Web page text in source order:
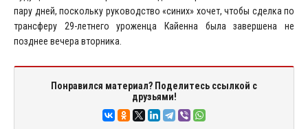
пару дней, поскольку руководство «синих» хочет, чтобы сделка по
трансферу 29-летнего уроженца Кайенна была завершена не
позднее вечера вторника.
Понравился материал? Поделитесь ссылкой с
друзьями!